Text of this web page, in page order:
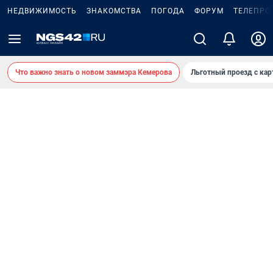
НЕДВИЖИМОСТЬ ЗНАКОМСТВА ПОГОДА ФОРУМ
Что важно знать о новом заммэра Кемерова Льготный проезд с